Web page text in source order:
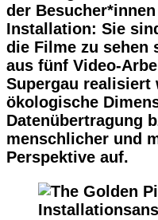
der
Installation: Sie
die Filme zu sehen
aus fünf Video-
Supergau realisiert
ökologische
Datenübertragung
menschlicher und
Perspektive auf.